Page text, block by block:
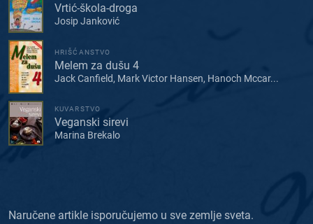
Vrtić-škola-droga
Josip Janković
HRIŠĆANSTVO
Melem za dušu 4
Jack Canfield, Mark Victor Hansen, Hanoch Mccar...
KUVARSTVO
Veganski sirevi
Marina Brekalo
Naručene artikle isporučujemo u sve zemlje sveta.